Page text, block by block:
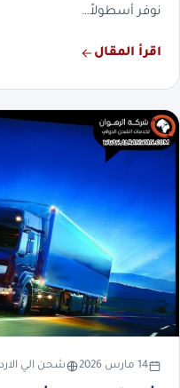
نوفر أسطولاً…
اقرأ المقال
14 مارس 2026 شحن الي